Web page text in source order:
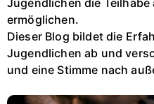
ermöglichen.
Dieser Blog bildet die
Jugendlichen ab und
und eine Stimme nach